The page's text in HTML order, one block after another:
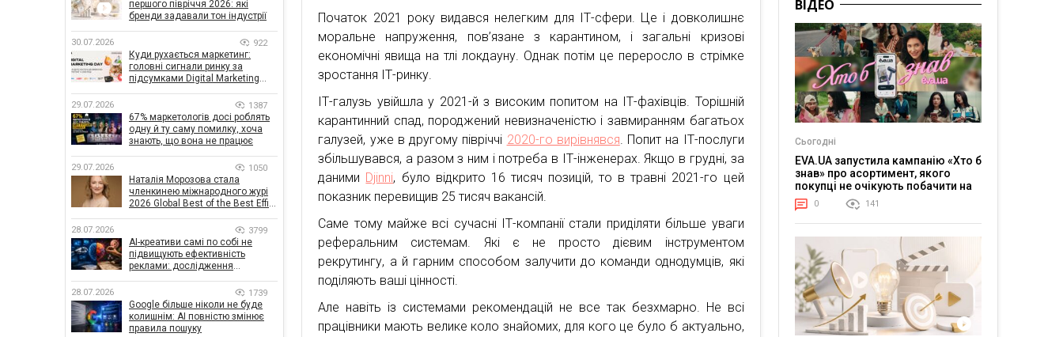
Початок 2021 року видався нелегким для ІТ-сфери. Це і довколишнє
моральне напруження, пов’язане з карантином, і загальні кризові
економічні явища на тлі локдауну. Однак потім це переросло в стрімке
зростання ІТ-ринку.
ІТ-галузь увійшла у 2021-й з високим попитом на ІТ-фахівців. Торішній
карантинний спад, породжений невизначеністю і завмиранням багатьох
галузей, уже в другому півріччі 2020-го вирівнявся. Попит на ІТ-послуги
збільшувався, а разом з ним і потреба в ІТ-інженерах. Якщо в грудні, за
даними Djinni, було відкрито 16 тисяч позицій, то в травні 2021-го цей
показник перевищив 25 тисяч вакансій.
Саме тому майже всі сучасні ІТ-компанії стали приділяти більше уваги
реферальним системам. Які є не просто дієвим інструментом
рекрутингу, а й гарним способом залучити до команди однодумців, які
поділяють ваші цінності.
Але навіть із системами рекомендацій не все так безхмарно. Не всі
працівники мають велике коло знайомих, для кого це було б актуально,
першого півріччя 2026: які
бренди задавали тон індустрії
30.07.2026 922
Куди рухається маркетинг:
головні сигнали ринку за
підсумками Digital Marketing
29.07.2026 1387
67% маркетологів досі роблять
одну й ту саму помилку, хоча
знають, що вона не працює
29.07.2026 1050
Наталія Морозова стала
членкинею міжнародного журі
2026 Global Best of the Best Effie
28.07.2026 3799
AI-креативи самі по собі не
підвищують ефективність
реклами: дослідження
впливає на ефективність
кампаній
28.07.2026 1739
Google більше ніколи не буде
колишнім: AI повністю змінює
правила пошуку
ВІДЕО
Сьогодні
EVA.UA запустила кампанію «Хто б
знав» про асортимент, якого
покупці не очікують побачити на
платформі
0 141